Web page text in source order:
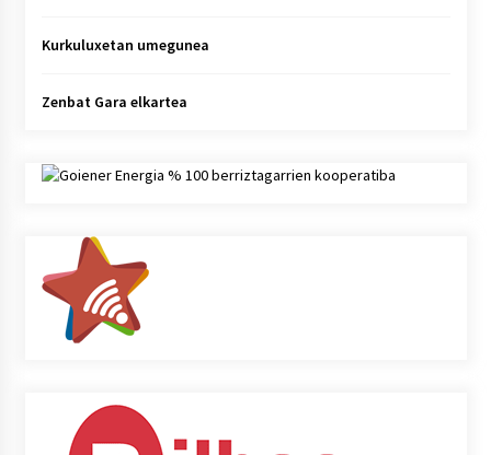
Kurkuluxetan umegunea
Zenbat Gara elkartea